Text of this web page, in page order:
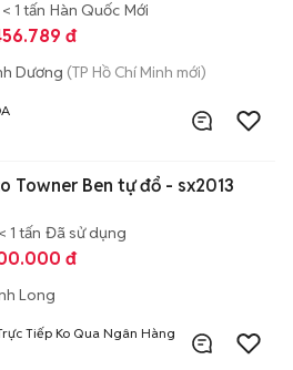
< 1 tấn Hàn Quốc Mới
đ
Dương (TP Hồ Chí Minh mới)
Towner Ben tự đổ - sx2013
< 1 tấn Đã sử dụng
đ
Long
Tiếp Ko Qua Ngân Hàng